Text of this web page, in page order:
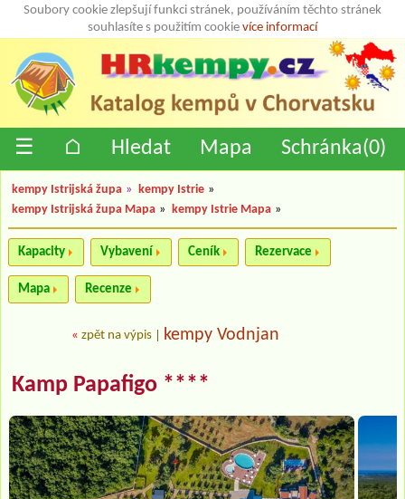
Soubory cookie zlepšují funkci stránek, používáním těchto stránek
souhlasíte s použitím cookie více informací
☰ ⌂ Hledat Mapa Schránka(0)
kempy Istrijská župa » kempy Istrie »
kempy Istrijská župa Mapa » kempy Istrie Mapa »
Kapacity Vybavení Ceník Rezervace
Mapa Recenze
« zpět na výpis kempy Vodnjan
Kamp Papafigo ****